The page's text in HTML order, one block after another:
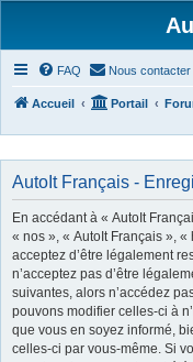
FAQ Nous contacter
Accueil Portail
AutoIt Français -
En accédant à « AutoIt
« nos », « AutoIt Français »,
acceptez d’être légalement
n’acceptez pas d’être
suivantes, alors n’accédez
pouvons modifier celles-ci à
que vous en soyez informé,
celles-ci par vous-même. Si